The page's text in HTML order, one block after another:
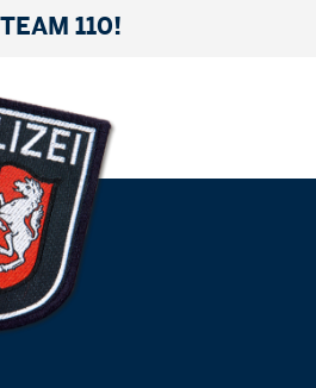
110!